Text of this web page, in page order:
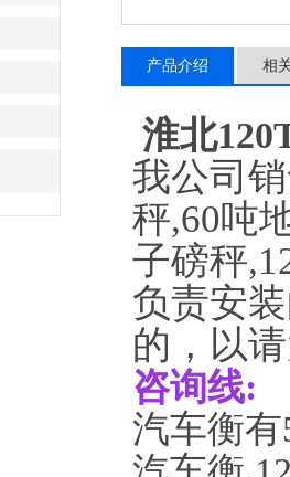
产品介绍 相
淮北
我公司
秤,60吨
子磅秤
负责安
的，以
咨询线:
汽车衡